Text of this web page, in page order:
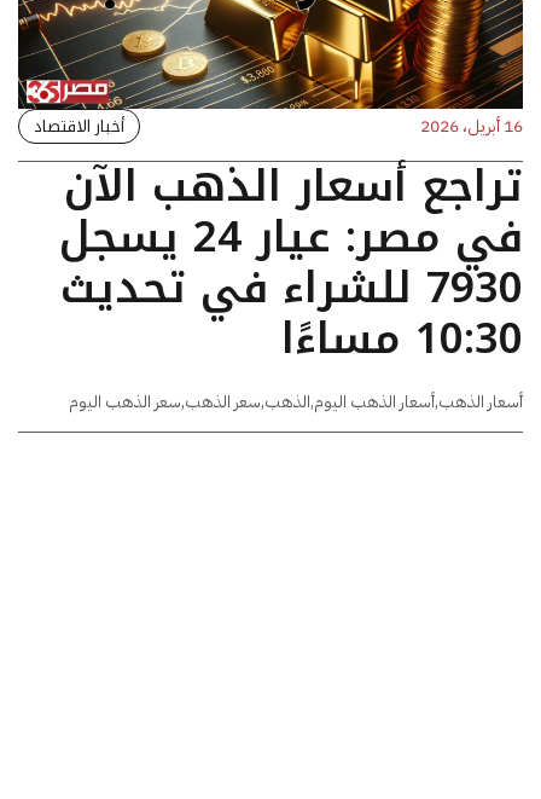
16 أبريل، 2026 أخبار الاقتصاد
تراجع أسعار الذهب الآن
في مصر: عيار 24 يسجل
7930 للشراء في تحديث
10:30 مساءًا
أسعار الذهب,أسعار الذهب اليوم,الذهب,سعر الذهب,سعر الذهب اليوم